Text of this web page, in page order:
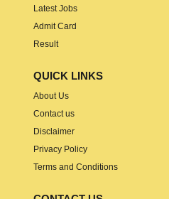
Latest Jobs
Admit Card
Result
QUICK LINKS
About Us
Contact us
Disclaimer
Privacy Policy
Terms and Conditions